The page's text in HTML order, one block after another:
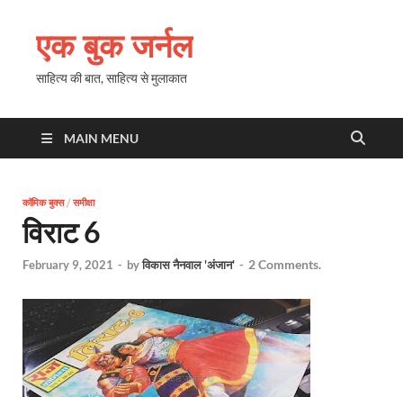
एक बुक जर्नल
साहित्य की बात, साहित्य से मुलाकात
MAIN MENU
कॉमिक बुक्स/ समीक्षा
विराट 6
February 9, 2021 - byविकास नैनवाल 'अंजान' - 2 Comments.